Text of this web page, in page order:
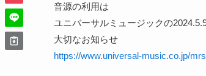
音源の利用は
ユニバーサルミュージックの
大切なお知らせ
https://www.universal-music.co.jp/